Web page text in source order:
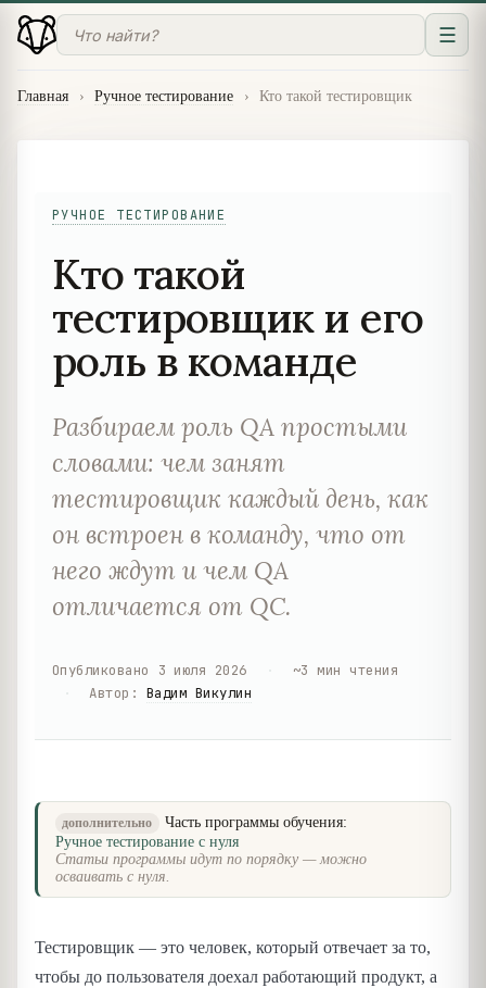
☰
Главная › Ручное тестирование › Кто такой тестировщик
РУЧНОЕ ТЕСТИРОВАНИЕ
Кто такой
тестировщик и его
роль в команде
Разбираем роль QA простыми
словами: чем занят
тестировщик каждый день, как
он встроен в команду, что от
него ждут и чем QA
отличается от QC.
Опубликовано 3 июля 2026 ~3 мин чтения
Автор : Вадим Викулин
дополнительно
Часть программы обучения:
Ручное тестирование с нуля
Статьи программы идут по порядку — можно
осваивать с нуля.
Тестировщик — это человек, который отвечает за то,
чтобы до пользователя доехал работающий продукт, а